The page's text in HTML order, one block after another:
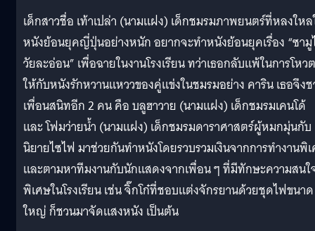
เด็กสาวชื่อ เท้าเปล่า (นามแฝง) เด็กชมรมภาพยนตร์ที่หลงให
หนังย้อนยุคญี่ปุ่นอย่างหนัก อยากจะทำหนังย้อนยุคเรื่อง “ซามู
วัยละอ่อน” เพื่อฉายในงานโรงเรียน ทว่าเธอกลับแพ้ในการโหวต
ให้กับหนังรักหวานแหววของคู่แข่งในชมรมอย่าง คาริน เธอจึง
เพื่อนสนิทอีก 2 คน คือ บลูฮาวาย (นามแฝง) เด็กชมรมเคนโด้
และ โฟมว่ายน้ำ (นามแฝง) เด็กชมรมดาราศาสตร์ผู้หมกมุ่นกับ
นิยายไซไฟ มาช่วยกันทำหนังโดยรวบรวมเงินจากการทำงานพิ
และตามหาทีมงานกับนักแสดงจากเพื่อน ๆ ที่มีทักษะความสนใ
พิเศษในโรงเรียน เช่น จิ๊กโก๋ที่ชอบแต่งจักรยานด้วยชุดไฟขนาด
ใหญ่ ก็ชวนมาจัดแสงหนัง เป็นต้น